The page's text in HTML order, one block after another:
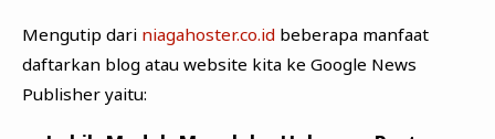
Mengutip dari niagahoster.co.idbeberapa manfaat
daftarkan blog atau website kita ke Google News
Publisher yaitu: